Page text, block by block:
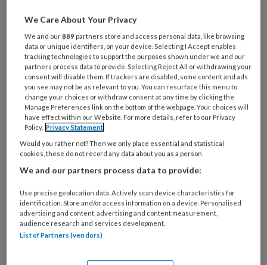
artikelen gratis per maand
Al een account of abonnement?Log dan in
Wat
is
je
e-
mailadres?
* *
Kies
je
wachtwoord* *
je
functie *
Bij
organisatie
We Care About Your Privacy
We and our889 partners store and access personal data, like browsing
data or unique identifiers, on your device. Selecting I Accept enables
tracking technologies to support the purposes shown under we and our
partners process data to provide. Selecting Reject All or withdrawing your
consent will disable them. If trackers are disabled, some content and ads
you see may not be as relevant to you. You can resurface this menu to
change your choices or withdraw consent at any time by clicking the
Manage Preferences link on the bottom of the webpage. Your choices will
have effect within our Website. For more details, refer to our Privacy
Policy. Privacy Statement
Would you rather not? Then we only place essential and statistical
cookies, these do not record any data about you as a person
We and our partners process data to provide:
Use precise geolocation data. Actively scan device characteristics for
identification. Store and/or access information on a device. Personalised
advertising and content, advertising and content measurement,
audience research and services development.
List of Partners (vendors)